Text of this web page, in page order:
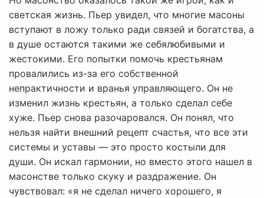
светская жизнь. Пьер увидел, что многие масоны
вступают в ложу только ради связей и богатства, а
в душе остаются такими же себялюбивыми и
жестокими. Его попытки помочь крестьянам
провалились из-за его собственной
непрактичности и вранья управляющего. Он не
изменил жизнь крестьян, а только сделал себе
хуже. Пьер снова разочаровался. Он понял, что
нельзя найти внешний рецепт счастья, что все эти
системы и уставы — это просто костыли для
души. Он искал гармонии, но вместо этого нашел в
масонстве только скуку и раздражение. Он
чувствовал: «я не сделал ничего хорошего, я